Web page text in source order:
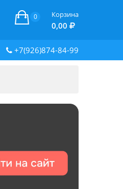
0 Корзина
0,00
+7(926)874-84-99